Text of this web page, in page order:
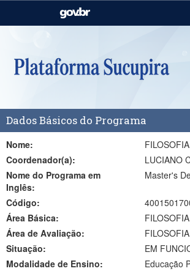
Casa Civil
Pecuária e Abastecimento
Dados Básicos do Programa
Nome:
FILOSOFIA
Coordenador(a):
LUCIANO
Nome do Programa em
Inglês:
Master's
Código:
Área Básica:
Área de Avaliação:
FILOSOFIA
Situação:
EM
Modalidade de Ensino:
Educação